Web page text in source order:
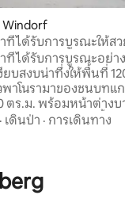
39 รีวิว
Windorf
าที่ได้รับการบูรณะให้ส
าที่ได้รับการบูรณะอย่า
ยบสงบน่าทึ่งให้พื้นที่
าโนรามาของชนบทแก
ตร.ม. พร้อมหน้าต่าง
ราเรดฝักบัวอาบน้ำแบ
ะสวนที่มีรั้วล้อมรอบสำห
คุณต้องการ ความฝันเพี
· เดินป่า · การเดินทาง